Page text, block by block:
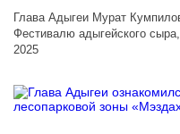
Глава Адыгеи Мурат
Фестивалю адыгейского
2025